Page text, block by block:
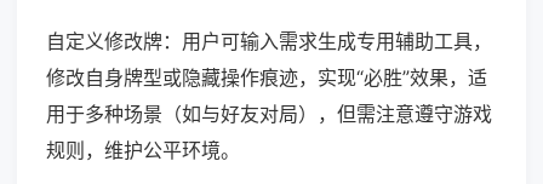
自定义修改牌：用户可输入需求生成专用辅助工具，
修改自身牌型或隐藏操作痕迹，实现“必胜”效果，适
用于多种场景（如与好友对局），但需注意遵守游戏
规则，维护公平环境。